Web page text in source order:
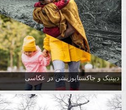
دیپتیک و جاکستا‌پوزیشن در عکاسی